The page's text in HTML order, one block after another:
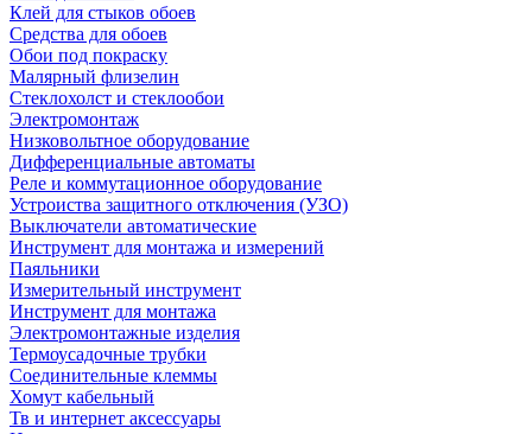
Клей для стыков обоев
Средства для обоев
Обои под покраску
Малярный флизелин
Стеклохолст и стеклообои
Электромонтаж
Низковольтное оборудование
Дифференциальные автоматы
Реле и коммутационное оборудование
Устроиства защитного отключения (УЗО)
Выключатели автоматические
Инструмент для монтажа и измерений
Паяльники
Измерительный инструмент
Инструмент для монтажа
Электромонтажные изделия
Термоусадочные трубки
Соединительные клеммы
Хомут кабельный
Тв и интернет аксессуары